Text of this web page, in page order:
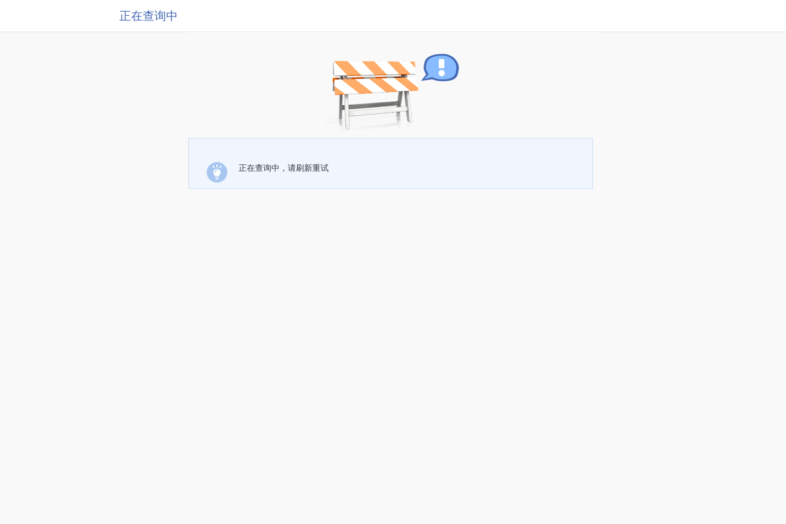
正在查询中
正在查询中，请刷新重试